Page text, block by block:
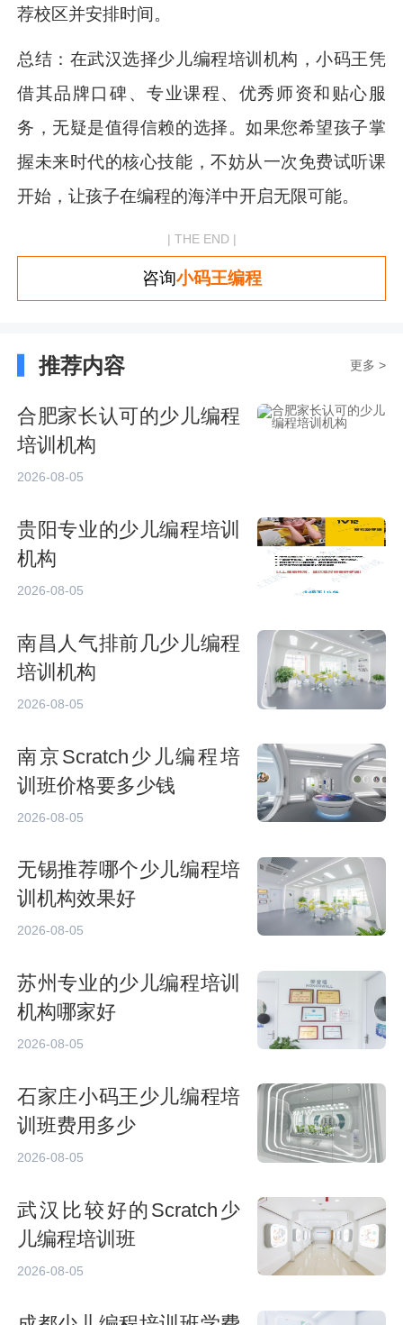
荐校区并安排时间。
总结：在武汉选择少儿编程培训机构，小码王凭
借其品牌口碑、专业课程、优秀师资和贴心服
务，无疑是值得信赖的选择。如果您希望孩子掌
握未来时代的核心技能，不妨从一次免费试听课
开始，让孩子在编程的海洋中开启无限可能。
| THE END |
咨询小码王编程
推荐内容 更多 >
合肥家长认可的少儿编程
培训机构
2026-08-05
贵阳专业的少儿编程培训
机构
2026-08-05
南昌人气排前几少儿编程
培训机构
2026-08-05
南京Scratch少儿编程培
训班价格要多少钱
2026-08-05
无锡推荐哪个少儿编程培
训机构效果好
2026-08-05
苏州专业的少儿编程培训
机构哪家好
2026-08-05
石家庄小码王少儿编程培
训班费用多少
2026-08-05
武汉比较好的Scratch少
儿编程培训班
2026-08-05